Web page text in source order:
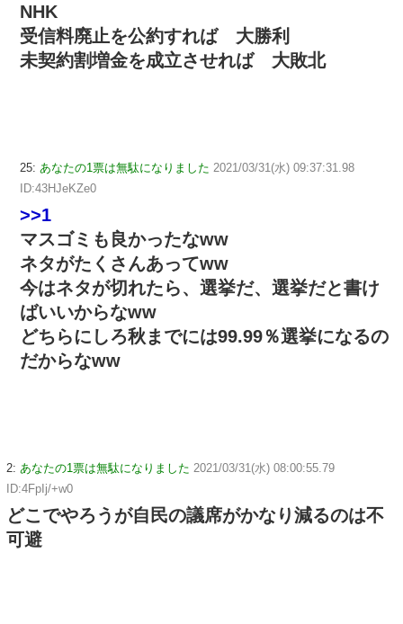
NHK
受信料廃止を公約すれば 大勝利
未契約割増金を成立させれば 大敗北
25: あなたの1票は無駄になりました 2021/03/31(水) 09:37:31.98
ID:43HJeKZe0
>>1
マスゴミも良かったなww
ネタがたくさんあってww
今はネタが切れたら、選挙だ、選挙だと書け
ばいいからなww
どちらにしろ秋までには99.99％選挙になるの
だからなww
2: あなたの1票は無駄になりました 2021/03/31(水) 08:00:55.79
ID:4FpIj/+w0
どこでやろうが自民の議席がかなり減るのは不
可避